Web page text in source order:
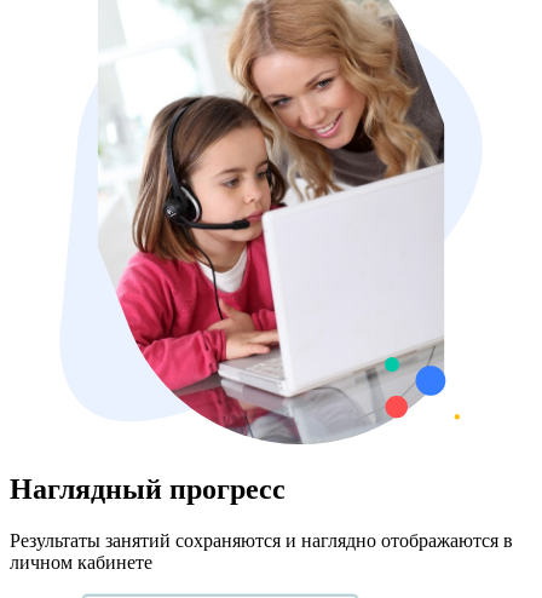
Наглядный прогресс
Результаты занятий сохраняются и наглядно отображаются в
личном кабинете